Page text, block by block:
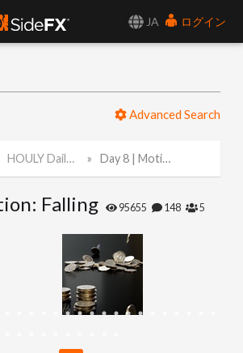
JA
ログイン
Advanced Search
HOULY Daily Challenge Day 8 | Motion: Falling
Falling 95655 148 5